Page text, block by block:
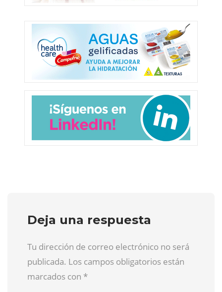
Deja una respuesta
Tu dirección de correo electrónico no será
publicada. Los campos obligatorios están
marcados con *